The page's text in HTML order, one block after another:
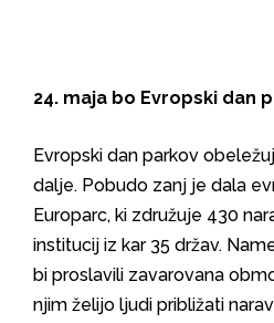
24. maja bo Evropski dan
Evropski dan parkov
dalje. Pobudo zanj je dala
Europarc, ki združuje 430
institucij iz kar 35 držav.
bi proslavili zavarovana
njim želijo ljudi približati